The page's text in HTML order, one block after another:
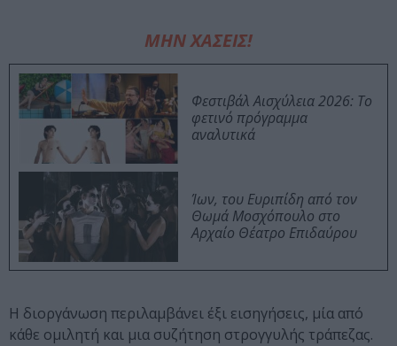
ΜΗΝ ΧΑΣΕΙΣ!
Φεστιβάλ Αισχύλεια 2026: Το
φετινό πρόγραμμα
αναλυτικά
Ίων, του Ευριπίδη από τον
Θωμά Μοσχόπουλο στο
Αρχαίο Θέατρο Επιδαύρου
Η διοργάνωση περιλαμβάνει έξι εισηγήσεις, μία από
κάθε ομιλητή και μια συζήτηση στρογγυλής τράπεζας.